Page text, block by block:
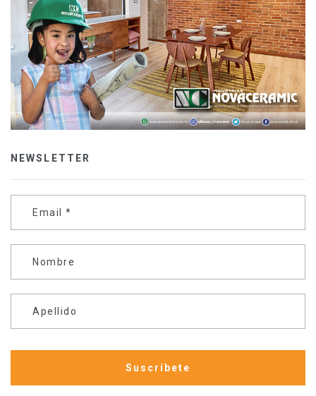
NEWSLETTER
Email *
Nombre
Apellido